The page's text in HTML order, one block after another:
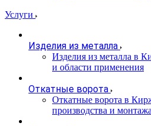
Услуги
Изделия из металла
Изделия из металла в
и области применения
Откатные ворота
Откатные ворота в
производства и монтажа